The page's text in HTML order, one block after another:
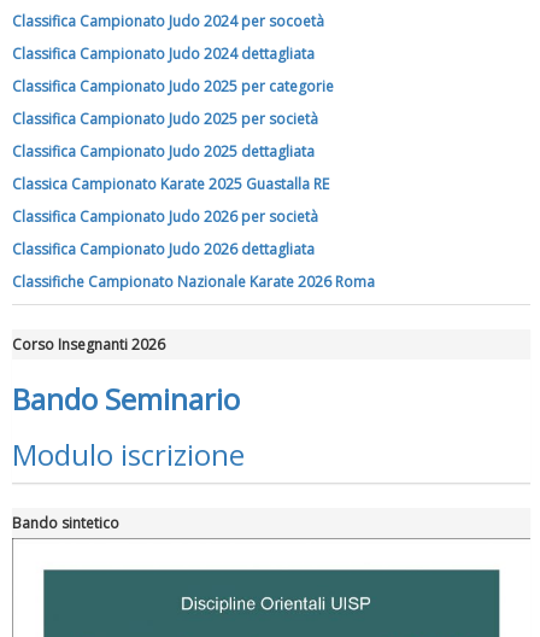
Tiziano Pesce a Radio InBlu2000 traccia il bilancio della stagione
Ddl Lobby, Uisp: “Il Parlamento valorizzi le nostre specificità"
Classifica Campionato Judo 2024 per socoetà
Classifica Campionato Judo 2024 dettagliata
Classifica Campionato Judo 2025 per categorie
Classifica Campionato Judo 2025 per società
Classifica Campionato Judo 2025 dettagliata
Classica Campionato Karate 2025 Guastalla RE
Classifica Campionato Judo 2026 per società
Classifica Campionato Judo 2026 dettagliata
Classifiche Campionato Nazionale Karate 2026 Roma
Corso Insegnanti 2026
Bando Seminario
Modulo iscrizione
Bando sintetico